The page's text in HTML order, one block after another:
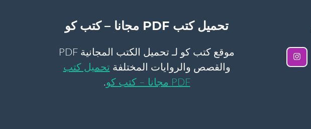
تحميل كتب PDF مجانا – كتب كو
موقع كتب كو لـ تحميل الكتب المجانية PDF
والقصص والروايات المختلفة تحميل كتب
PDF مجانا – كتب كو
.